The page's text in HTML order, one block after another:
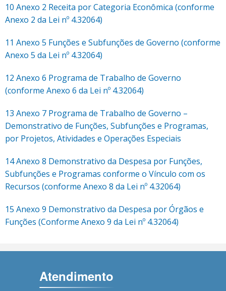
10 Anexo 2 Receita por Categoria Econômica (conforme
Anexo 2 da Lei nº 4.32064)
11 Anexo 5 Funções e Subfunções de Governo (conforme
Anexo 5 da Lei nº 4.32064)
12 Anexo 6 Programa de Trabalho de Governo
(conforme Anexo 6 da Lei nº 4.32064)
13 Anexo 7 Programa de Trabalho de Governo –
Demonstrativo de Funções, Subfunções e Programas,
por Projetos, Atividades e Operações Especiais
14 Anexo 8 Demonstrativo da Despesa por Funções,
Subfunções e Programas conforme o Vínculo com os
Recursos (conforme Anexo 8 da Lei nº 4.32064)
15 Anexo 9 Demonstrativo da Despesa por Órgãos e
Funções (Conforme Anexo 9 da Lei nº 4.32064)
Atendimento